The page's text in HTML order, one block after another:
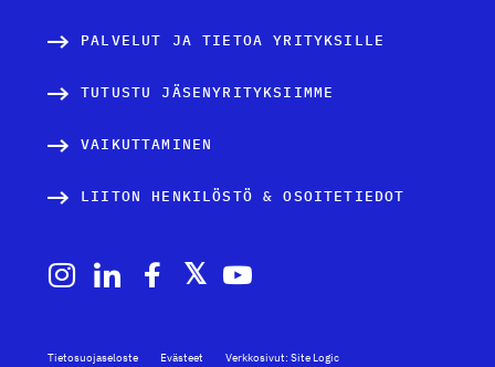
PALVELUT JA TIETOA YRITYKSILLE
TUTUSTU JÄSENYRITYKSIIMME
VAIKUTTAMINEN
LIITON HENKILÖSTÖ & OSOITETIEDOT
Tietosuojaseloste Evästeet Verkkosivut: Site Logic